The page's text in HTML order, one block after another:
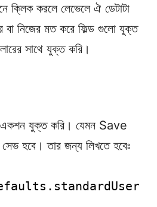
ক্লিক করলে লেভেলে ঐ ডেটাটা
বা নিজের মত করে ফিল্ড গুলো যুক্ত
সাথে যুক্ত করি।
একশন যুক্ত করি। যেমন Save
সেভ হবে। তার জন্য লিখতে হবেঃ